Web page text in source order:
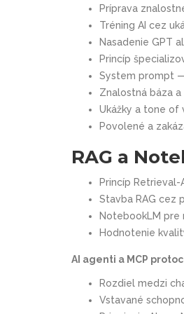
Príprava
Tréning AI cez
Nasadenie GPT
Princíp
System prompt
Znalostná báza
Ukážky a tone of
Povolené a
RAG a
Princíp
Stavba RAG cez
NotebookLM pre
Hodnotenie
AI agenti a MCP
Rozdiel medzi
Vstavané